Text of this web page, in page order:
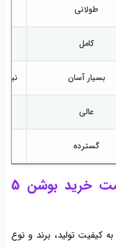
طولانی
کامل
بسیار آسان نیاز
عالی
گسترده
نکات مهم در تعیین قیمت خرید بوشن 5
به کیفیت تولید، برند و نوع